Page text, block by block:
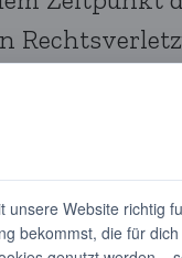
Inhalte wir
der